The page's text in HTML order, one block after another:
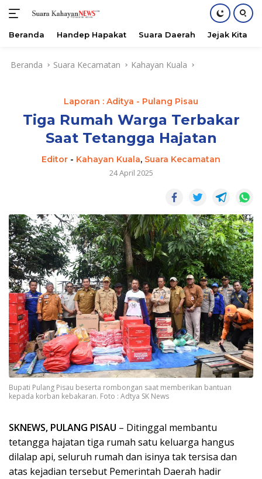
Beranda Handep Hapakat Suara Daerah Jejak Kita
Beranda Suara Kecamatan Kahayan Kuala
Laporan : Aditya - Pulang Pisau
Tiga Rumah Warga Terbakar
Saat Tetangga Hajatan
Editor - Kahayan Kuala, Suara Kecamatan
24 April 2025
Bupati Pulang Pisau beserta rombongan saat memberikan bantuan
kepada korban kebakaran. Foto : Adtya SK News
SKNEWS, PULANG PISAU – Ditinggal membantu
tetangga hajatan tiga rumah satu keluarga hangus
dilalap api, seluruh rumah dan isinya tak tersisa dan
atas kejadian tersebut Pemerintah Daerah hadir